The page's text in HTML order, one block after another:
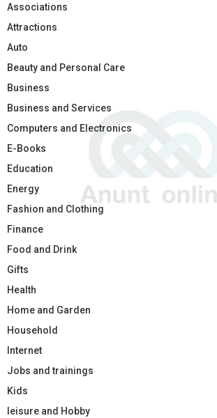
Associations
Attractions
Auto
Beauty and Personal Care
Business
Business and Services
Computers and Electronics
E-Books
Education
Energy
Fashion and Clothing
Finance
Food and Drink
Gifts
Health
Home and Garden
Household
Internet
Jobs and trainings
Kids
leisure and Hobby